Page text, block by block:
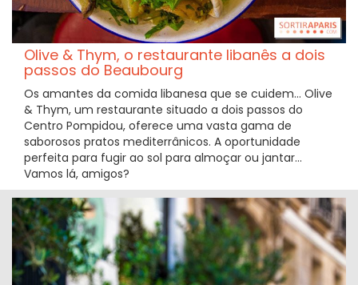
Olive & Thym, o restaurante libanês a dois
passos do Beaubourg
Os amantes da comida libanesa que se cuidem... Olive
& Thym, um restaurante situado a dois passos do
Centro Pompidou, oferece uma vasta gama de
saborosos pratos mediterrânicos. A oportunidade
perfeita para fugir ao sol para almoçar ou jantar...
Vamos lá, amigos?